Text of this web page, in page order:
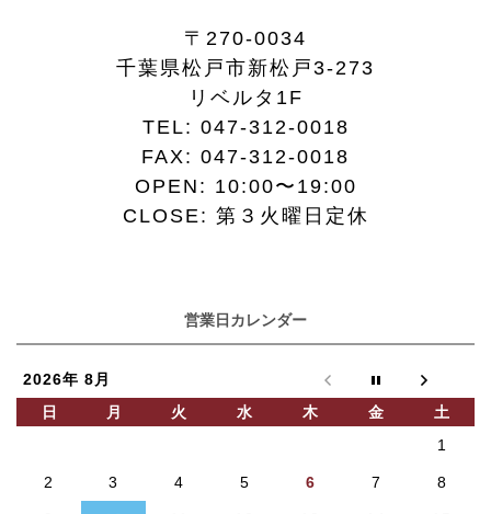
〒270-0034
千葉県松戸市新松戸3-273
リベルタ1F
TEL: 047-312-0018
FAX: 047-312-0018
OPEN: 10:00〜19:00
CLOSE: 第３火曜日定休
営業日カレンダー
2026年 8月
日
月 火 水 木 金
土
1
2 3 4 5 6 7 8